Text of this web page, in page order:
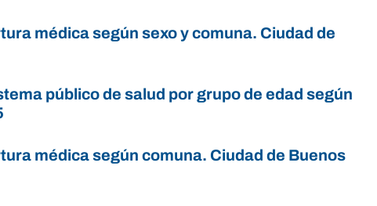
médica según sexo y comuna. Ciudad de
público de salud por grupo de edad según
médica según comuna. Ciudad de Buenos